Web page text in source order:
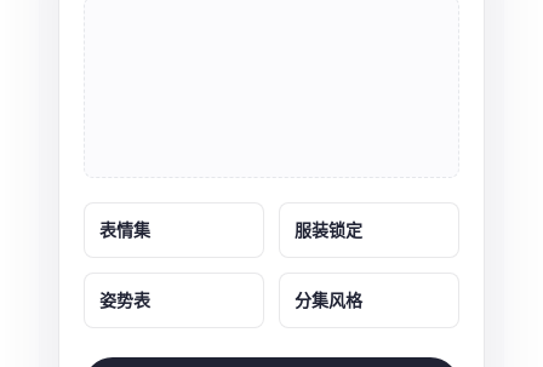
表情集 服装锁定
姿势表 分集风格